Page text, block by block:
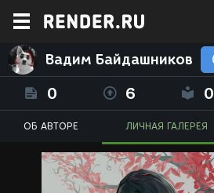
Вадим Байдашников
0 6 0
ОБ АВТОРЕ ЛИЧНАЯ ГАЛЕРЕЯ